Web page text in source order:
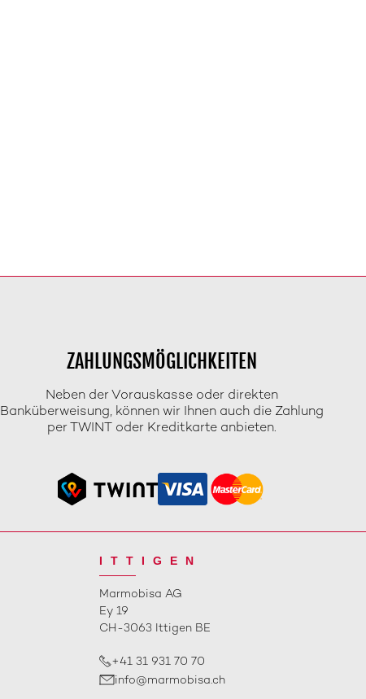
ZAHLUNGSMÖGLICHKEITEN
Neben der Vorauskasse oder direkten
Banküberweisung, können wir Ihnen auch die Zahlung
per TWINT oder Kreditkarte anbieten.
ITTIGEN
Marmobisa AG
Ey 19
CH-3063 Ittigen BE
+41 31 931 70 70
info@marmobisa.ch